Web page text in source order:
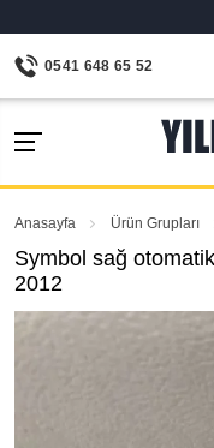
0541 648 65 52
Anasayfa Ürün Grupları
Symbol sağ
2012